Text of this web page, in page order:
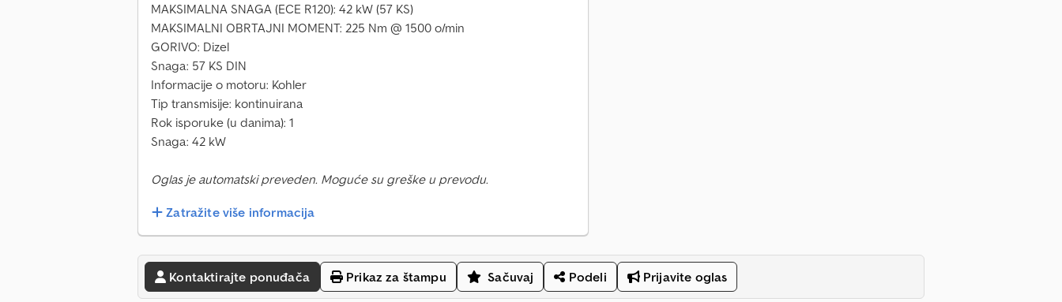
MAKSIMALNA SNAGA (ECE R120): 42 kW (57 KS)
MAKSIMALNI OBRTAJNI MOMENT: 225 Nm @ 1500 o/min
GORIVO: Dizel
Snaga: 57 KS DIN
Informacije o motoru: Kohler
Tip transmisije: kontinuirana
Rok isporuke (u danima): 1
Snaga: 42 kW
Oglas je automatski preveden. Moguće su greške u prevodu.
Zatražite više informacija
Kontaktirajte ponuđača Prikaz za štampu Sačuvaj Podeli Prijavite oglas